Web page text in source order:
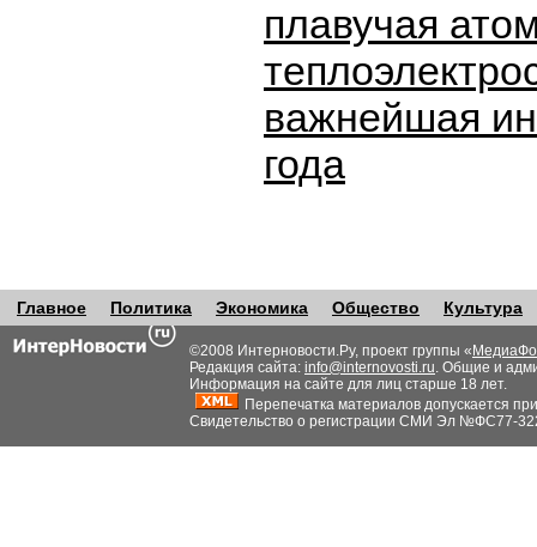
плавучая
важнейшая
года
Главное Политика Экономика Общество Культура
©2008 Интерновости.Ру, проект группы «
Редакция сайта: info@internovosti.ru. Общие и
Информация на сайте для лиц старше 18 лет.
Перепечатка материалов допускается
Свидетельство о регистрации СМИ Эл №ФС77-